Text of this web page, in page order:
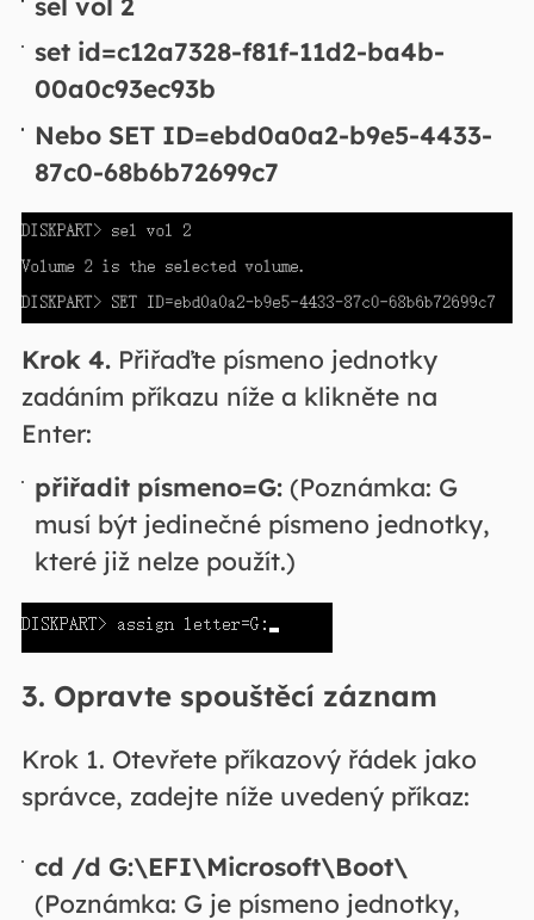
set id=c12a7328-f81f-11d2-ba4b-
00a0c93ec93b
Nebo SET ID=ebd0a0a2-b9e5-4433-
87c0-68b6b72699c7
Krok 4.Přiřaďte písmeno jednotky
zadáním příkazu níže a klikněte na
Enter:
přiřadit písmeno=G: (Poznámka: G
musí být jedinečné písmeno jednotky,
které již nelze použít.)
3. Opravte spouštěcí záznam
Krok 1. Otevřete příkazový řádek jako
správce, zadejte níže uvedený příkaz:
cd /d G:\EFI\Microsoft\Boot\
(Poznámka: G je písmeno jednotky,